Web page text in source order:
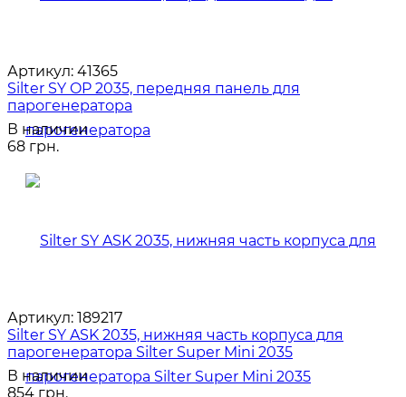
Артикул: 41365
Silter SY OP 2035, передняя панель для
парогенератора
В наличии
68 грн.
Артикул: 189217
Silter SY ASK 2035, нижняя часть корпуса для
парогенератора Silter Super Mini 2035
В наличии
854 грн.